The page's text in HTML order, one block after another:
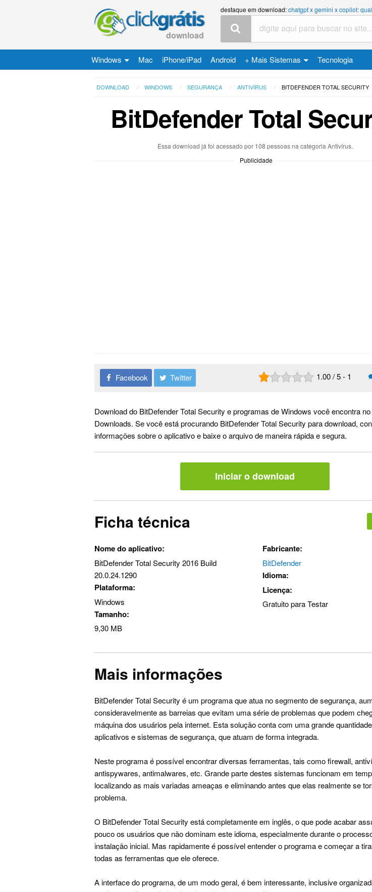
download
destaque em download:chatgpt x gemini x copilot:
Windows Mac iPhone/iPad Android + Mais Sistemas Tecnologia
DOWNLOAD WINDOWS SEGURANÇA ANTIVÍRUS BITDEFENDER TOTAL SECURITY
BitDefender Total
Essa download já foi acessado por 108 pessoas na categoria Antivírus.
Publicidade
Facebook Twitter 1.00/5- 1
Download do BitDefender Total Security e programas de Windows você encontra
Downloads. Se você está procurando BitDefender Total Security para download,
informações sobre o aplicativo e baixe o arquivo de maneira rápida e segura.
Iniciar o download
Ficha técnica
Nome do aplicativo:
BitDefender Total Security 2016 Build
20.0.24.1290
Plataforma:
Windows
Tamanho:
9,30 MB
Fabricante:
BitDefender
Idioma:
Licença:
Gratuito para Testar
Mais informações
BitDefender Total Security é um programa que atua no segmento de segurança,
consideravelmente as barreias que evitam uma série de problemas que podem
máquina dos usuários pela internet. Esta solução conta com uma grande
aplicativos e sistemas de segurança, que atuam de forma integrada.
Neste programa é possível encontrar diversas ferramentas, tais como firewall,
antispywares, antimalwares, etc. Grande parte destes sistemas funcionam em
localizando as mais variadas ameaças e eliminando antes que elas realmente se
problema.
O BitDefender Total Security está completamente em inglês, o que pode acabar
pouco os usuários que não dominam este idioma, especialmente durante o
instalação inicial. Mas rapidamente é possível entender o programa e começar a
todas as ferramentas que ele oferece.
A interface do programa, de um modo geral, é bem interessante, inclusive